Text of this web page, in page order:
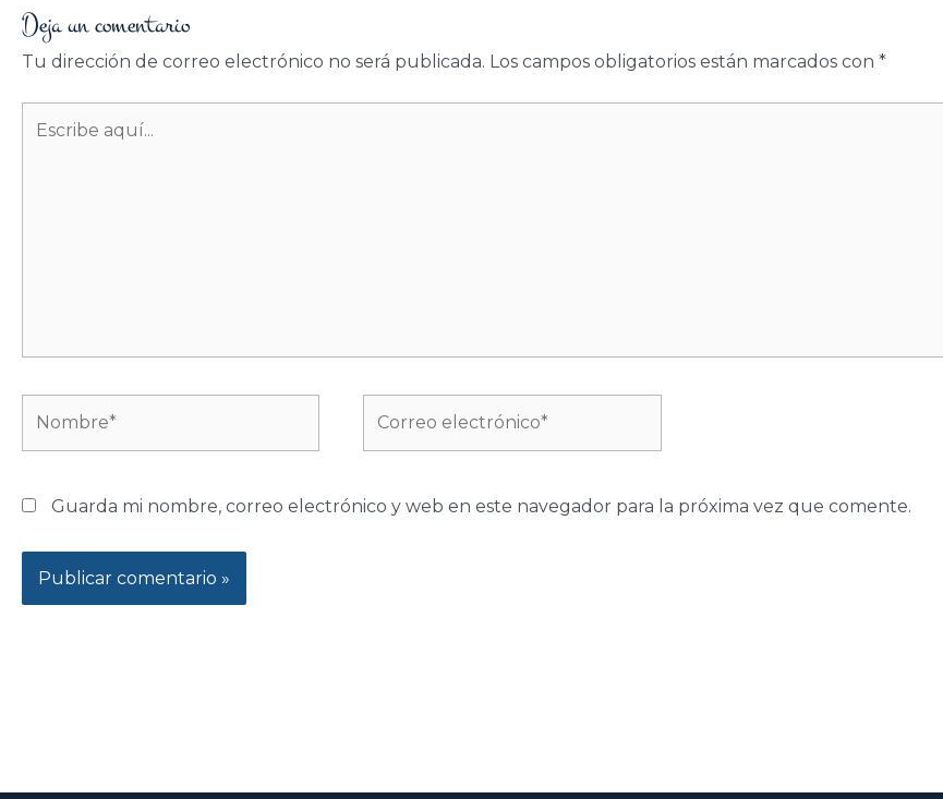
Deja un comentario
Tu dirección de correo electrónico no será publicada. Los campos obligatorios están marcados con *
aquí...
electrónico*
Guarda mi nombre, correo electrónico y web en este navegador para la próxima vez que comente.